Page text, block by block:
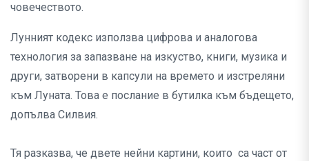
човечеството.
Лунният кодекс използва цифрова и аналогова
технология за запазване на изкуство, книги, музика и
други, затворени в капсули на времето и изстреляни
към Луната. Това е послание в бутилка към бъдещето,
допълва Силвия.
Тя разказва, че двете нейни картини, които са част от